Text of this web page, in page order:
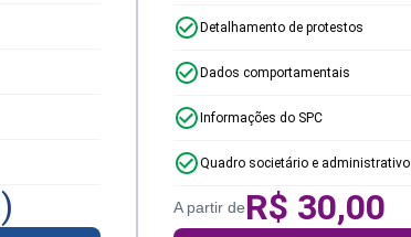
)
Detalhamento de protestos
Dados comportamentais
Informações do SPC
Quadro societário e administrativo
A partir deR$ 30,00